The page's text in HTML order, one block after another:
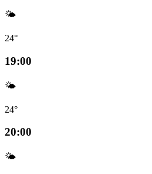
🌤️
24°
19:00
🌤️
24°
20:00
🌤️